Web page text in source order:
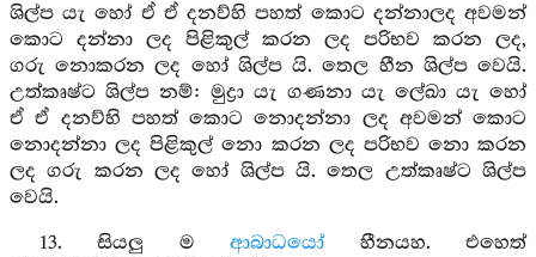
ශිල්ප යැ හෝ ඒ ඒ දනව්හි පහත් කොට දන්නාලද අවමන්
කොට දන්නා ලද පිළිකුල් කරන ලද පරිභව කරන ලද,
ගරු නොකරන ලද හෝ ශිල්ප යි. තෙල හීන ශිල්ප වෙයි.
උත්කෘෂ්ට ශිල්ප නම්: මුද්‍රා යැ ගණනා යැ ලේඛා යැ හෝ
ඒ ඒ දනව්හි පහත් කොට නොදන්නා ලද අවමන් කොට
නොදන්නා ලද පිළිකුල් නො කරන ලද පරිභව නො කරන
ලද ගරු කරන ලද හෝ ශිල්ප යි. තෙල උත්කෘෂ්ට ශිල්ප
වෙයි.
13. සියලු මආබාධයෝහීනයහ. එහෙත්